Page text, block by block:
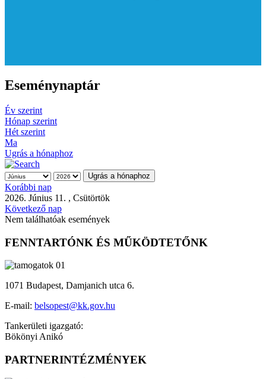
Eseménynaptár
Év szerint
Hónap szerint
Hét szerint
Ma
Ugrás a hónaphoz
Ugrás a hónaphoz
Korábbi nap
2026. Június 11. , Csütörtök
Következő nap
Nem találhatóak események
FENNTARTÓNK ÉS MŰKÖDTETŐNK
1071 Budapest, Damjanich utca 6.
E-mail: belsopest@kk.gov.hu
Tankerületi igazgató:
Bökönyi Anikó
PARTNERINTÉZMÉNYEK